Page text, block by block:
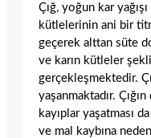
Çığ, yoğun kar
kütlelerinin ani bir
geçerek alttan süte
ve karın kütleler
gerçekleşmektedir.
yaşanmaktadır.
kayıplar yaşatması
ve mal kaybına